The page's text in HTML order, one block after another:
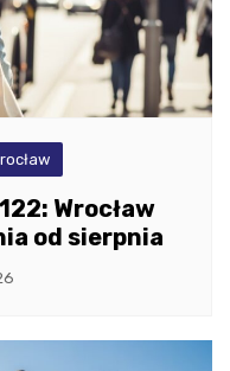
Wrocław
od sierpnia